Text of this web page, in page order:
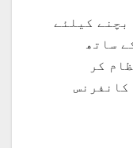
بچنے کیلئے
ساتھ
کر
کانفرنس